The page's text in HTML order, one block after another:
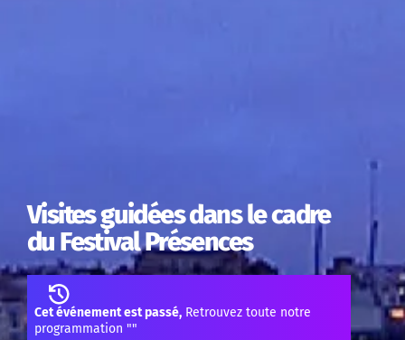
Visites guidées dans le cadre
du Festival Présences
Cet événement est passé, Retrouvez toute notre
programmation ""